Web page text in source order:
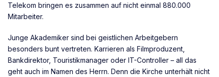
Telekom bringen es zusammen auf nicht einmal 880.000
Mitarbeiter.
Junge Akademiker sind bei geistlichen Arbeitgebern
besonders bunt vertreten. Karrieren als Filmproduzent,
Bankdirektor, Touristikmanager oder IT-Controller – all das
geht auch im Namen des Herrn. Denn die Kirche unterhält nicht